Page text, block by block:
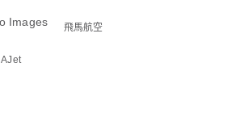
飛馬航空
AJet